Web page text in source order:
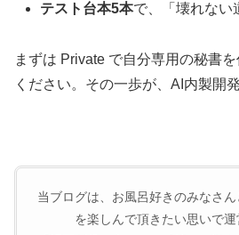
テスト台本5本で、「壊れない
まずは Private で自分専用の秘書
ください。その一歩が、AI内製開
当ブログは、お風呂好きのみなさ
を楽しんで頂きたい思いで運